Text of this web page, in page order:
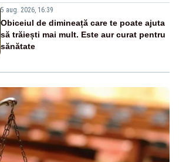
5 aug. 2026, 16:39
Obiceiul de dimineață care te poate ajuta
să trăiești mai mult. Este aur curat pentru
sănătate